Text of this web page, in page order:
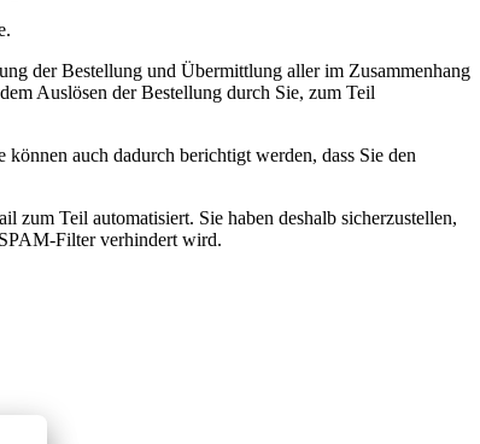
der Bestellung und Übermittlung aller im Zusammenhang
Auslösen der Bestellung durch Sie, zum Teil
auch dadurch berichtigt werden, dass Sie den
Teil automatisiert. Sie haben deshalb sicherzustellen,
Filter verhindert wird.